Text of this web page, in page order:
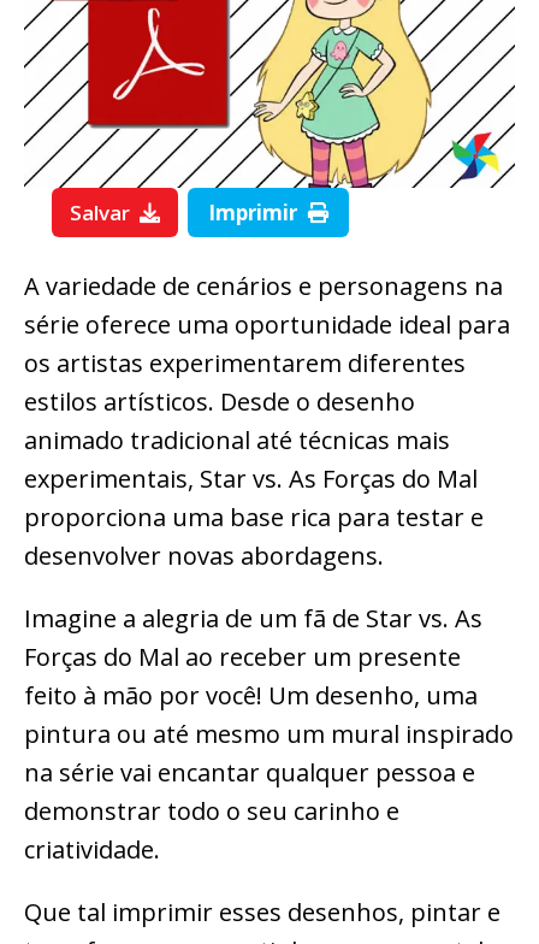
Salvar Imprimir
A variedade de cenários e personagens na
série oferece uma oportunidade ideal para
os artistas experimentarem diferentes
estilos artísticos. Desde o desenho
animado tradicional até técnicas mais
experimentais, Star vs. As Forças do Mal
proporciona uma base rica para testar e
desenvolver novas abordagens.
Imagine a alegria de um fã de Star vs. As
Forças do Mal ao receber um presente
feito à mão por você! Um desenho, uma
pintura ou até mesmo um mural inspirado
na série vai encantar qualquer pessoa e
demonstrar todo o seu carinho e
criatividade.
Que tal imprimir esses desenhos, pintar e